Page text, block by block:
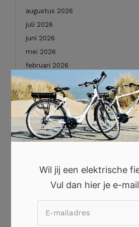
augustus 2026
juli 2026
juni 2026
mei 2026
februari 2026
januari 2026
december 2025
november 2025
oktober 2025
augustus 2025
mei 2025
januari 2025
december 2024
november 2024
Wil jij een elektrische
Vul dan hier je e-